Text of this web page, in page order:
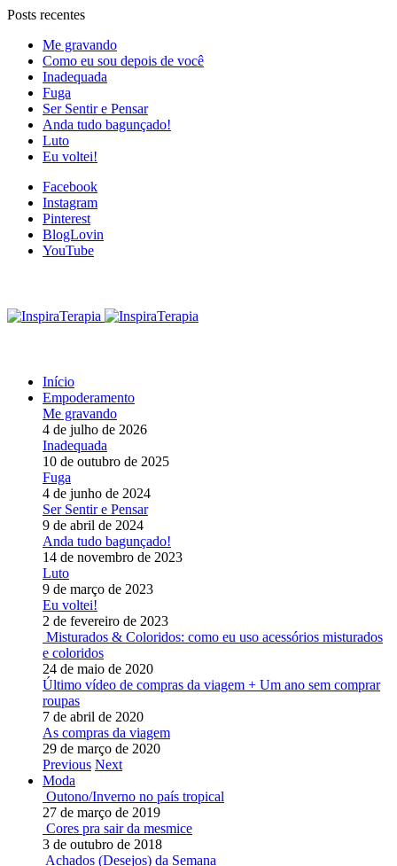
Posts recentes
Me gravando
Como eu sou depois de você
Inadequada
Fuga
Ser Sentir e Pensar
Anda tudo bagunçado!
Luto
Eu voltei!
Facebook
Instagram
Pinterest
BlogLovin
YouTube
Início
Empoderamento
Me gravando
4 de julho de 2026
Inadequada
10 de outubro de 2025
Fuga
4 de junho de 2024
Ser Sentir e Pensar
9 de abril de 2024
Anda tudo bagunçado!
14 de novembro de 2023
Luto
9 de março de 2023
Eu voltei!
2 de fevereiro de 2023
Misturados & Coloridos: como eu uso acessórios misturados
e coloridos
24 de maio de 2020
Último vídeo de compras da viagem + Um ano sem comprar
roupas
7 de abril de 2020
As compras da viagem
29 de março de 2020
Previous Next
Moda
Outono/Inverno no país tropical
27 de março de 2019
Cores pra sair da mesmice
3 de outubro de 2018
Achados (Desejos) da Semana